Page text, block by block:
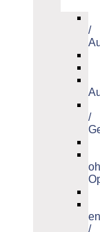
/
/
/